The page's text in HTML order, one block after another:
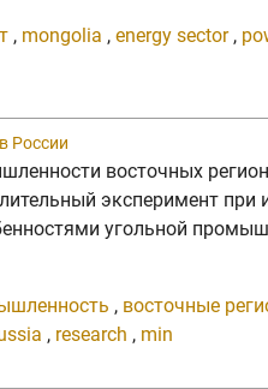
, mongolia , energy sector,
России
восточных
эксперимент при
угольной
, восточные
, research , min